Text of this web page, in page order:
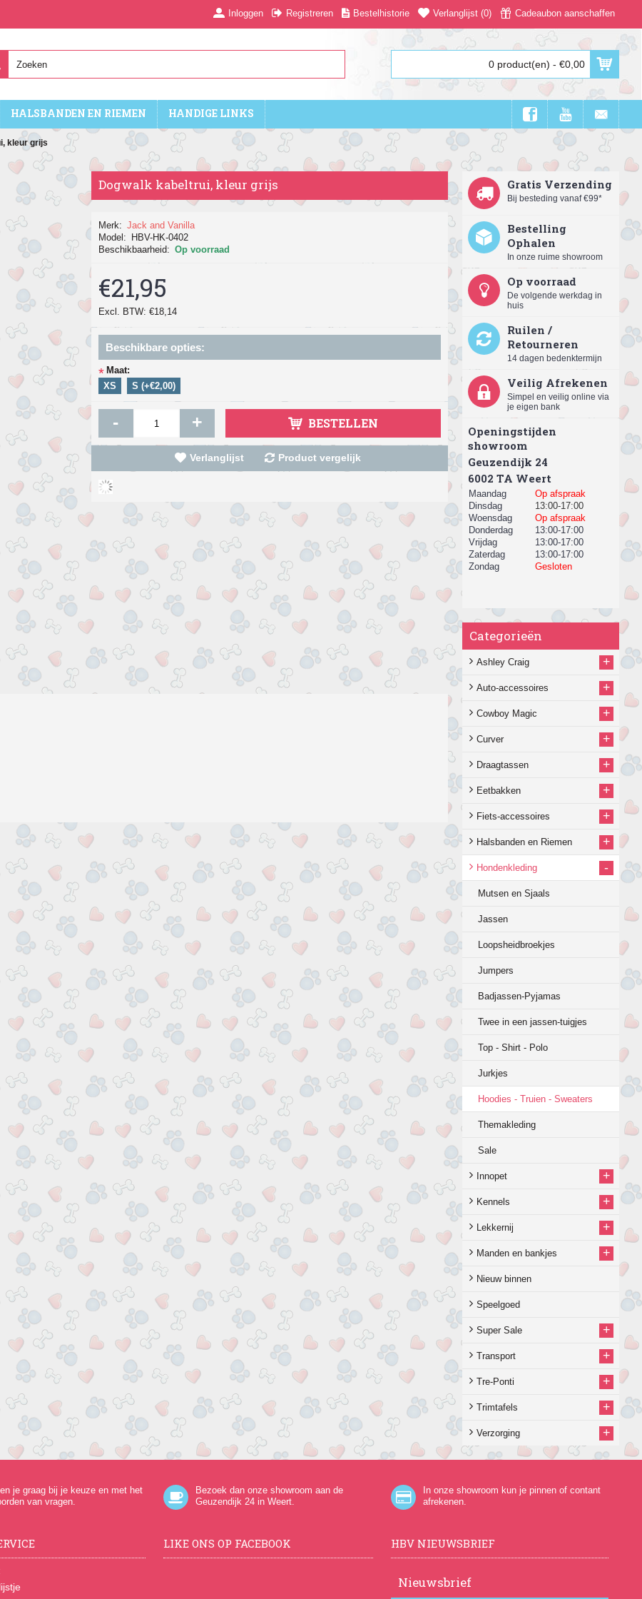
Inloggen Registreren Bestelhistorie Verlanglijst (0) Cadeaubon aanschaffen
0 product(en) - €0,00
HALSBANDEN EN RIEMEN HANDIGE LINKS
kleur grijs
Gratis Verzending
Bij besteding vanaf €99*
Bestelling
Ophalen
In onze ruime showroom
Op voorraad
De volgende werkdag in
huis
Ruilen /
Retourneren
14 dagen bedenktermijn
Veilig Afrekenen
Simpel en veilig online via
je eigen bank
Openingstijden
showroom
Geuzendijk 24
​6002 TA Weert
Maandag
Op afspraak
Dinsdag
13:00-17:00
Woensdag
Op afspraak
Donderdag
13:00-17:00
Vrijdag
13:00-17:00
Zaterdag
13:00-17:00
Zondag
Gesloten
Categorieën
Ashley Craig +
Auto-accessoires +
Cowboy Magic +
Curver +
Draagtassen +
Eetbakken +
Fiets-accessoires +
Halsbanden en Riemen +
Hondenkleding -
Mutsen en Sjaals
Jassen
Loopsheidbroekjes
Jumpers
Badjassen-Pyjamas
Twee in een jassen-tuigjes
Top - Shirt - Polo
Jurkjes
Hoodies - Truien - Sweaters
Themakleding
Sale
Innopet +
Kennels +
Lekkernij +
Manden en bankjes +
Nieuw binnen
Speelgoed
Super Sale +
Transport +
Tre-Ponti +
Trimtafels +
Verzorging +
Dogwalk kabeltrui, kleur grijs
Merk: Jack and Vanilla
Model:
HBV-HK-0402
Beschikbaarheid: Op voorraad
€21,95
Excl. BTW: €18,14
Beschikbare opties:
* Maat:
XS
S (+€2,00)
- + BESTELLEN
Verlanglijst Product vergelijk
je graag bij je keuze en met het
van vragen.
Bezoek dan onze showroom aan de
Geuzendijk 24in Weert.
In onze showroom kun je pinnen of contant
afrekenen.
LIKE ONS OP FACEBOOK HBV NIEUWSBRIEF
Nieuwsbrief